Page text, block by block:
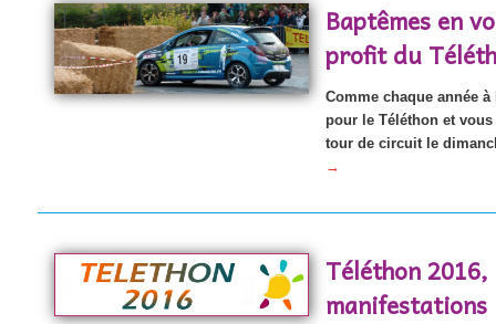
Baptêmes en
profit du
Comme chaque année
pour le Téléthon et
tour de circuit le
→
Téléthon
manifestations